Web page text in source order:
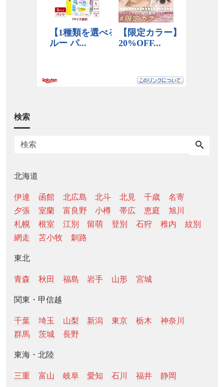
検索
北海道
伊達 函館 北広島 北斗 北見 千歳
名寄
夕張
室蘭 富良野 小樽 帯広 恵庭
旭川
札幌
根室 江別 留萌 登別 石狩 稚内
紋別
網走
苫小牧 釧路
東北
青森 秋田 福島 岩手 山形 宮城
関東・甲信越
千葉 埼玉 山梨 新潟 東京 栃木
神奈川
群馬
茨城 長野
東海・北陸
三重 富山 岐阜 愛知 石川 福井 静岡